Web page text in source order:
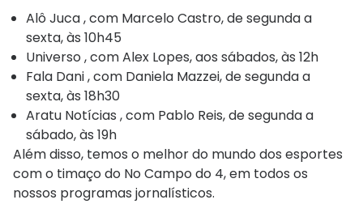
Alô Juca, com Marcelo Castro, de segunda a
sexta, às 10h45
Universo , com Alex Lopes, aos sábados, às 12h
Fala Dani, com Daniela Mazzei, de segunda a
sexta, às 18h30
Aratu Notícias , com Pablo Reis, de segunda a
sábado, às 19h
Além disso, temos o melhor do mundo dos esportes
com o timaço do No Campo do 4, em todos os
nossos programas jornalísticos.